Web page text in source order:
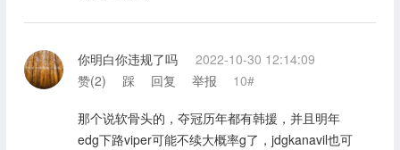
你明白你违规了吗
2022-10-30 12:14:09
赞(2) 踩 回复 举报 10#
那个说软骨头的，夺冠历年都有韩援，并且明年
edg下路viper可能不续大概率g了，jdgkanavil也可